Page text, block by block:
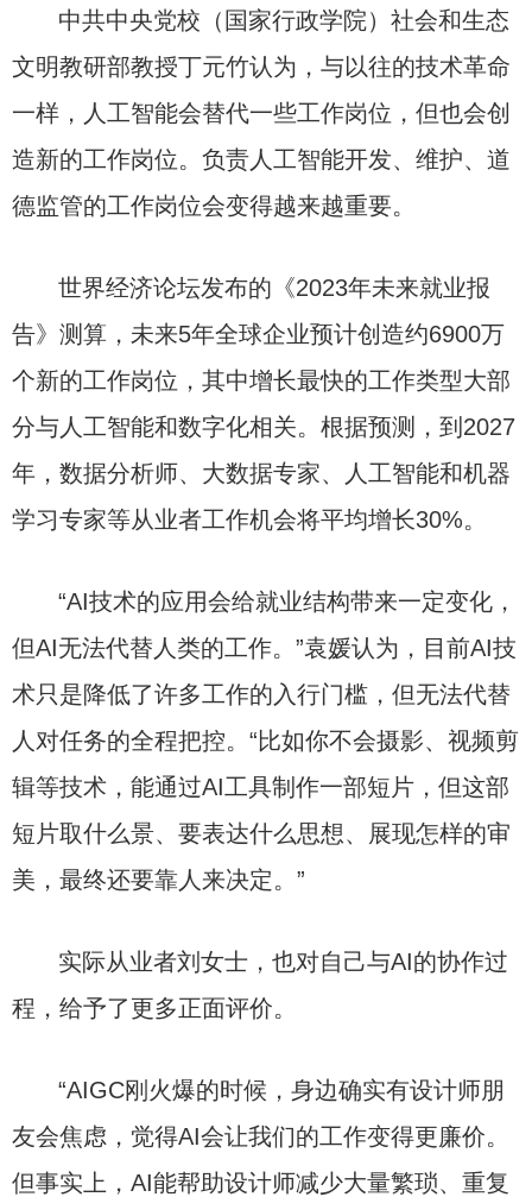
中共中央党校（国家行政学院）社会和生态
文明教研部教授丁元竹认为，与以往的技术革命
一样，人工智能会替代一些工作岗位，但也会创
造新的工作岗位。负责人工智能开发、维护、道
德监管的工作岗位会变得越来越重要。
世界经济论坛发布的《2023年未来就业报
告》测算，未来5年全球企业预计创造约6900万
个新的工作岗位，其中增长最快的工作类型大部
分与人工智能和数字化相关。根据预测，到2027
年，数据分析师、大数据专家、人工智能和机器
学习专家等从业者工作机会将平均增长30%。
“AI技术的应用会给就业结构带来一定变化，
但AI无法代替人类的工作。”袁媛认为，目前AI技
术只是降低了许多工作的入行门槛，但无法代替
人对任务的全程把控。“比如你不会摄影、视频剪
辑等技术，能通过AI工具制作一部短片，但这部
短片取什么景、要表达什么思想、展现怎样的审
美，最终还要靠人来决定。”
实际从业者刘女士，也对自己与AI的协作过
程，给予了更多正面评价。
“AIGC刚火爆的时候，身边确实有设计师朋
友会焦虑，觉得AI会让我们的工作变得更廉价。
但事实上，AI能帮助设计师减少大量繁琐、重复